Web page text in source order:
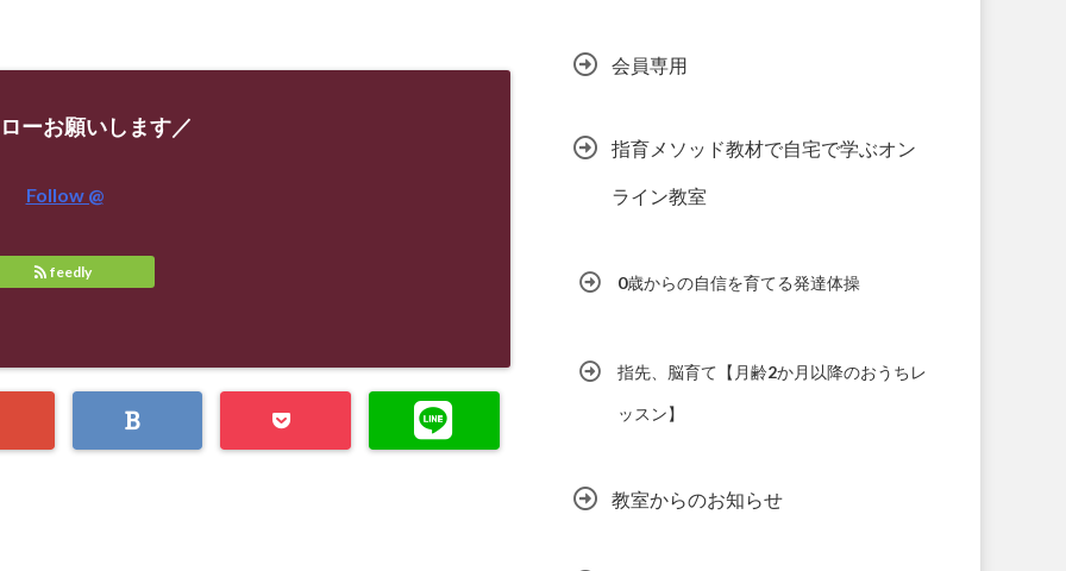
ーお願いします／
Follow @
feedly
会員専用
指育メソッド教材で自宅で学ぶオン
ライン教室
0歳からの自信を育てる発達体操
指先、脳育て【月齢2か月以降のおうちレ
ッスン】
教室からのお知らせ